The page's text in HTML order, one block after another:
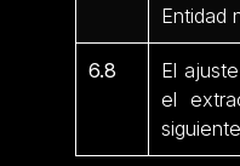
Entidad
6.8
El
el